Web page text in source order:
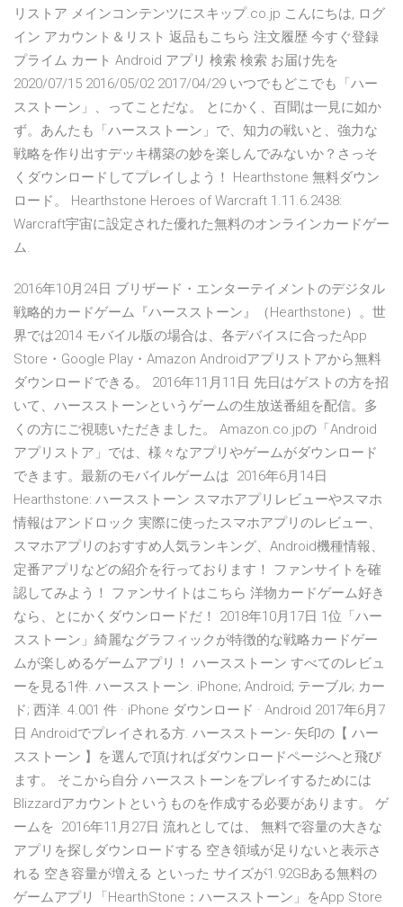
リストア メインコンテンツにスキップ.co.jp こんにちは, ログ
イン アカウント＆リスト 返品もこちら 注文履歴 今すぐ登録
プライム カート Android アプリ 検索 検索 お届け先を
2020/07/15 2016/05/02 2017/04/29 いつでもどこでも「ハー
スストーン」、ってことだな。 とにかく、百聞は一見に如か
ず。あんたも「ハースストーン」で、知力の戦いと、強力な
戦略を作り出すデッキ構築の妙を楽しんでみないか？さっそ
くダウンロードしてプレイしよう！ Hearthstone 無料ダウン
ロード。 Hearthstone Heroes of Warcraft 1.11.6.2438:
Warcraft宇宙に設定された優れた無料のオンラインカードゲー
ム.
2016年10月24日 ブリザード・エンターテイメントのデジタル
戦略的カードゲーム『ハースストーン』（Hearthstone）。世
界では2014 モバイル版の場合は、各デバイスに合ったApp
Store・Google Play・Amazon Androidアプリストアから無料
ダウンロードできる。 2016年11月11日 先日はゲストの方を招
いて、ハースストーンというゲームの生放送番組を配信。多
くの方にご視聴いただきました。 Amazon.co.jpの「Android
アプリストア」では、様々なアプリやゲームがダウンロード
できます。最新のモバイルゲームは 2016年6月14日
Hearthstone: ハースストーン スマホアプリレビューやスマホ
情報はアンドロック 実際に使ったスマホアプリのレビュー、
スマホアプリのおすすめ人気ランキング、Android機種情報、
定番アプリなどの紹介を行っております！ ファンサイトを確
認してみよう！ ファンサイトはこちら 洋物カードゲーム好き
なら、とにかくダウンロードだ！ 2018年10月17日 1位「ハー
スストーン」綺麗なグラフィックが特徴的な戦略カードゲー
ムが楽しめるゲームアプリ！ ハースストーン すべてのレビュ
ーを見る1件. ハースストーン. iPhone; Android; テーブル; カー
ド; 西洋. 4.001 件 · iPhone ダウンロード · Android 2017年6月7
日 Androidでプレイされる方. ハースストーン- 矢印の【 ハー
スストーン 】を選んで頂ければダウンロードページへと飛び
ます。 そこから自分 ハースストーンをプレイするためには
Blizzardアカウントというものを作成する必要があります。 ゲ
ームを 2016年11月27日 流れとしては、 無料で容量の大きな
アプリを探しダウンロードする 空き領域が足りないと表示さ
れる 空き容量が増える といった サイズが1.92GBある無料の
ゲームアプリ「HearthStone：ハースストーン」をApp Store